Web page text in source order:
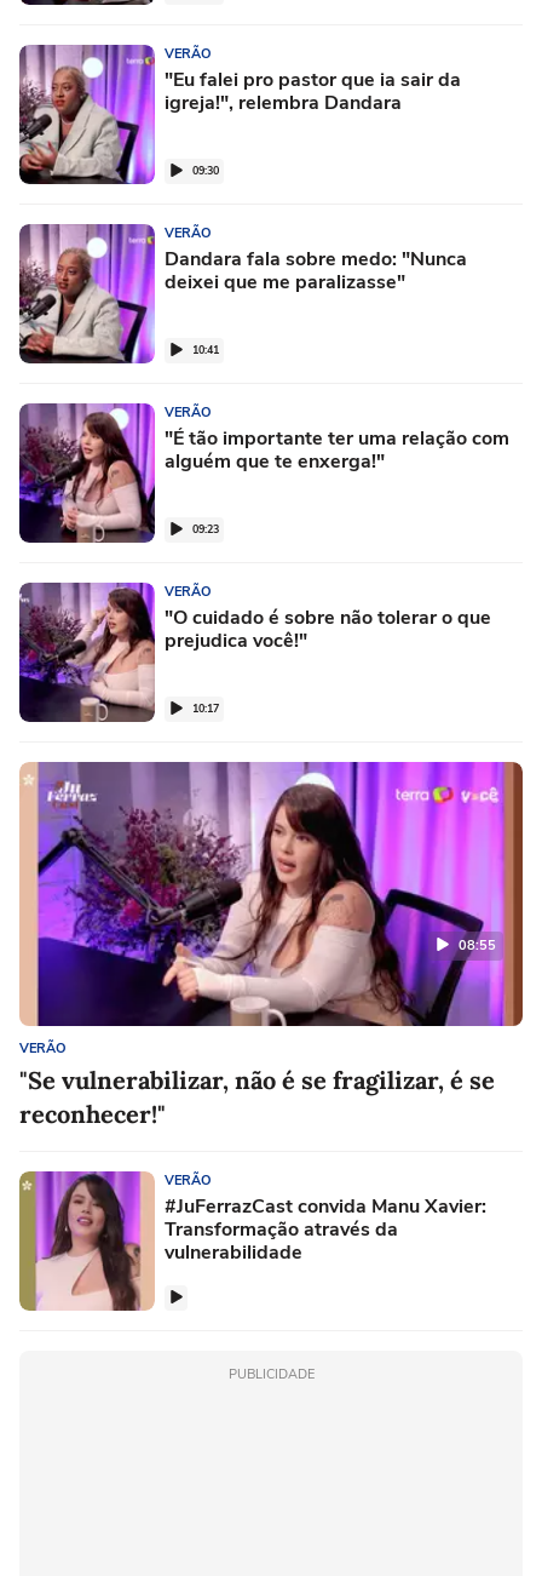
VERÃO
"Eu falei pro pastor que ia sair da
igreja!", relembra Dandara
09:30
VERÃO
Dandara fala sobre medo: "Nunca
deixei que me paralizasse"
10:41
VERÃO
"É tão importante ter uma relação com
alguém que te enxerga!"
09:23
VERÃO
"O cuidado é sobre não tolerar o que
prejudica você!"
10:17
VERÃO
"Se vulnerabilizar, não é se fragilizar, é se
reconhecer!"
08:55
VERÃO
#JuFerrazCast convida Manu Xavier:
Transformação através da
vulnerabilidade
PUBLICIDADE